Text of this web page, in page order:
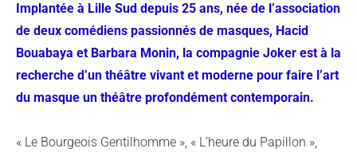
Implantée à Lille Sud depuis 25 ans, née de l’association
de deux comédiens passionnés de masques, Hacid
Bouabaya et Barbara Monin, la compagnie Joker est à la
recherche d’un théâtre vivant et moderne pour faire l’art
du masque un théâtre profondément contemporain.
« Le Bourgeois Gentilhomme », « L’heure du Papillon »,